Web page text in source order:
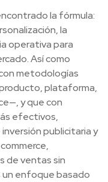
la fórmula:
la
operativa para
Así como
metodologías
plataforma,
y que con
efectivos,
publicitaria y
de ventas sin
un enfoque basado